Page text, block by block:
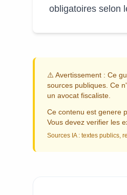
obligatoires selon
⚠️ Avertissement : Ce
sources publiques. Ce
un avocat fiscaliste.
Ce contenu est genere
Vous devez verifier les
Sources IA : textes publics,